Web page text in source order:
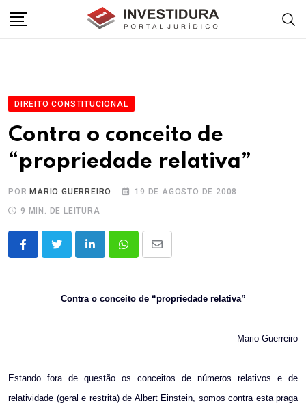
DIREITO CONSTITUCIONAL
Contra o conceito de
“propriedade relativa”
POR MARIO GUERREIRO
19 DE AGOSTO DE 2008
9 MIN. DE LEITURA
LinkedInWhatsappShare
Contra o conceito de “propriedade relativa”
Mario Guerreiro
Estando fora de questão os conceitos de números relativos e de
relatividade (geral e restrita) de Albert Einstein, somos contra esta praga